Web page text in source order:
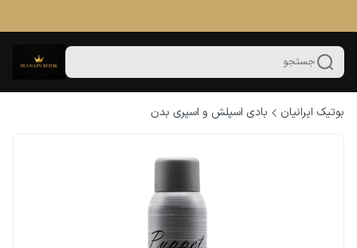
جستجو
بوتیک ایرانیان بادی اسپلش و اسپری بدن